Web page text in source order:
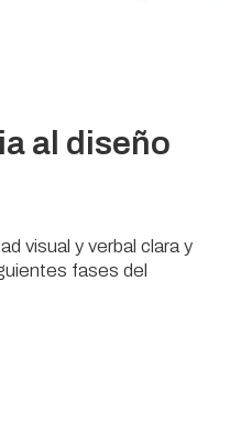
al diseño
visual y verbal clara y
fases del